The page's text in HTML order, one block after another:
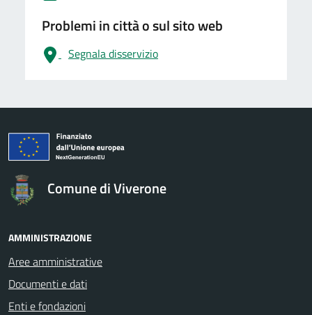
Problemi in città o sul sito web
Segnala disservizio
logo Unione Europea
Comune di Viverone
AMMINISTRAZIONE
Aree amministrative
Documenti e dati
Enti e fondazioni